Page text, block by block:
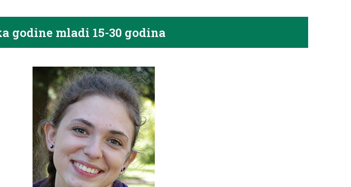
godine mladi 15-30 godina